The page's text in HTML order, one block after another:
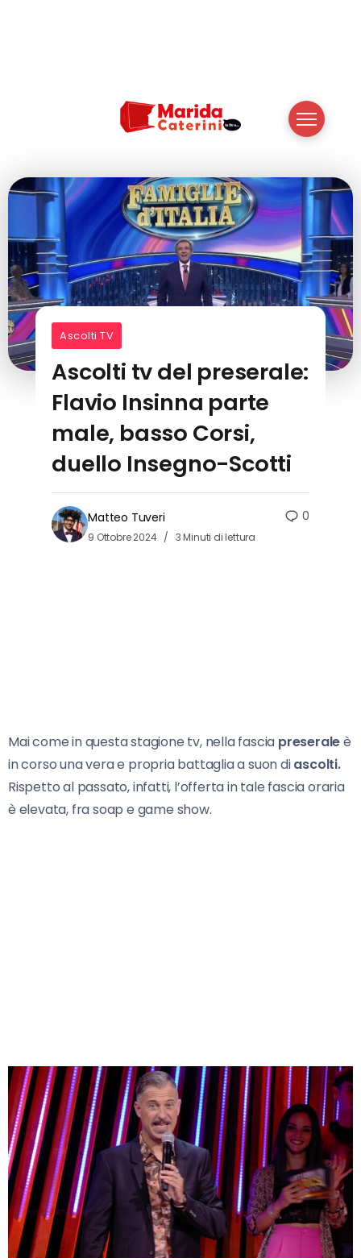
Ascolti TV
Ascolti tv del preserale:
Flavio Insinna parte
male, basso Corsi,
duello Insegno-Scotti
Matteo Tuveri
9 Ottobre 2024 3 Minuti di lettura
0
Mai come in questa stagione tv, nella fascia preseraleè
in corso una vera e propria battaglia a suon diascolti.
Rispetto al passato, infatti, l’offerta in tale fascia oraria
è elevata, fra soap e game show.